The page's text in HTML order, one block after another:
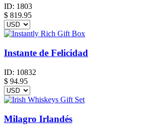
ID: 1803
$ 819.95
Instante de Felicidad
ID: 10832
$ 94.95
Milagro Irlandés